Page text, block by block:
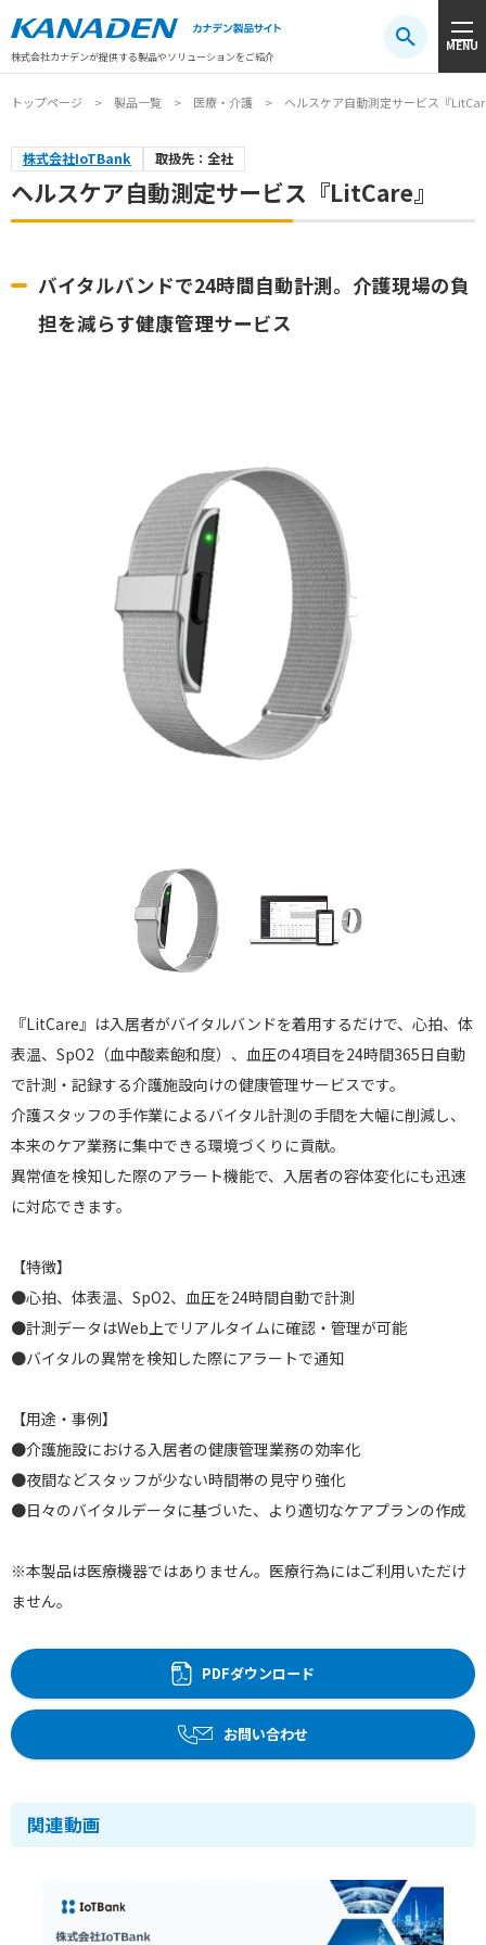
株式会社カナデンが提供する製品やソリューションをご紹介
MENU
注目キーワード#振動センサ#AGV #防爆#アシストスーツ
トップページ 製品一覧 医療・介護 ヘルスケア自動測定サービス『
株式会社IoTBank 取扱先：全社
ヘルスケア自動測定サービス『LitCare』
バイタルバンドで24時間自動計測。介護現場の負
担を減らす健康管理サービス
『LitCare』は入居者がバイタルバンドを着用するだけで、心拍、体
表温、SpO2（血中酸素飽和度）、血圧の4項目を24時間365日自動
で計測・記録する介護施設向けの健康管理サービスです。
介護スタッフの手作業によるバイタル計測の手間を大幅に削減し、
本来のケア業務に集中できる環境づくりに貢献。
異常値を検知した際のアラート機能で、入居者の容体変化にも迅速
に対応できます。
【特徴】
●心拍、体表温、SpO2、血圧を24時間自動で計測
●計測データはWeb上でリアルタイムに確認・管理が可能
●バイタルの異常を検知した際にアラートで通知
【用途・事例】
●介護施設における入居者の健康管理業務の効率化
●夜間などスタッフが少ない時間帯の見守り強化
●日々のバイタルデータに基づいた、より適切なケアプランの作成
※本製品は医療機器ではありません。医療行為にはご利用いただけ
ません。
PDFダウンロード
お問い合わせ
関連動画